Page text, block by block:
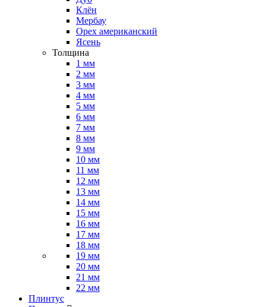
Клён
Мербау
Орех американский
Ясень
Толщина
1 мм
2 мм
3 мм
4 мм
5 мм
6 мм
7 мм
8 мм
9 мм
10 мм
11 мм
12 мм
13 мм
14 мм
15 мм
16 мм
17 мм
18 мм
19 мм
20 мм
21 мм
22 мм
Плинтус